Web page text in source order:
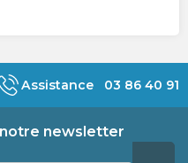
Assistance 03 86 40 91
newsletter